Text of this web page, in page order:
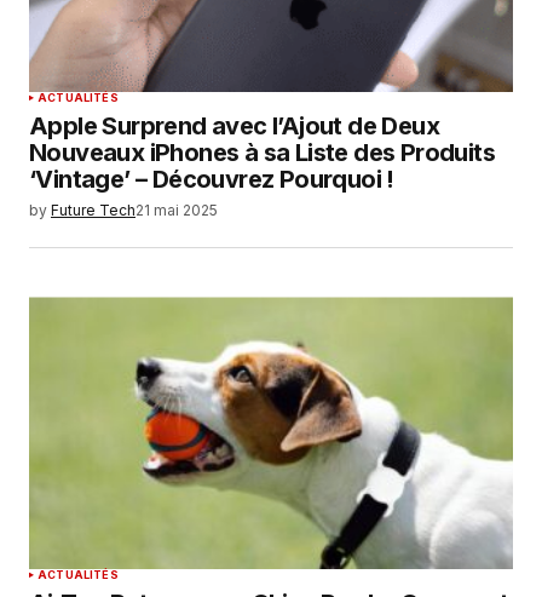
ACTUALITÉS
Apple Surprend avec l’Ajout de Deux
Nouveaux iPhones à sa Liste des Produits
‘Vintage’ – Découvrez Pourquoi !
by Future Tech21 mai 2025
ACTUALITÉS